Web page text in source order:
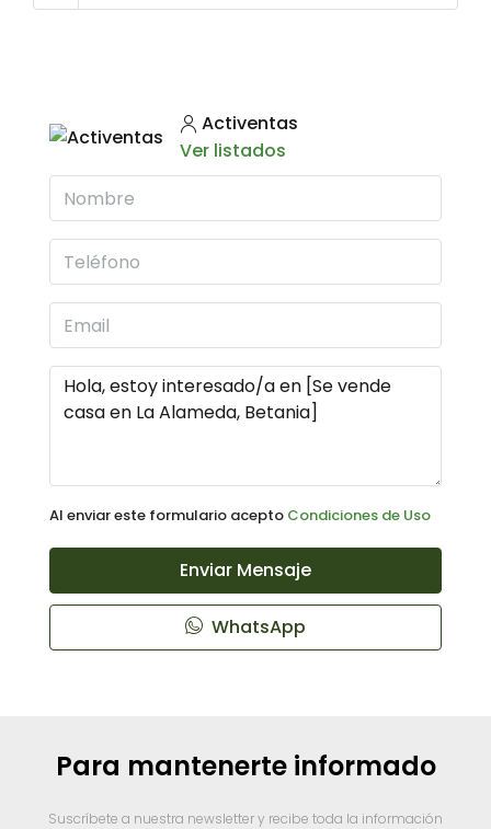
Activentas
Ver listados
Al enviar este formulario acepto Condiciones de Uso
Enviar Mensaje
WhatsApp
Para mantenerte informado
Suscríbete a nuestra newsletter y recibe toda la información